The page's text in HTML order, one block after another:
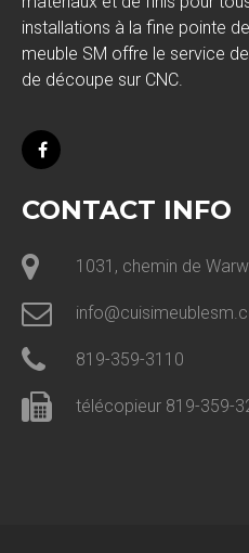
installations à la fine pointe
meuble SM offre le service
de découpe sur CNC.
CONTACT INFO
1031, chemin de
819-359-3110
télécopieur 819-359-